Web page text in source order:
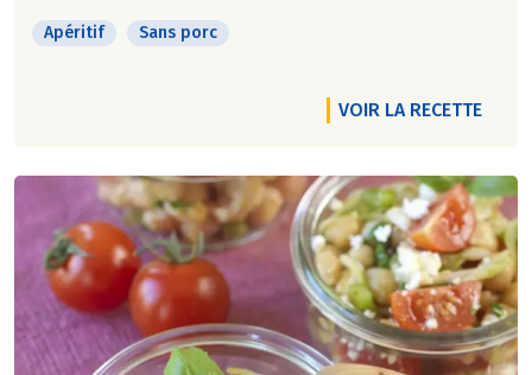
Apéritif Sans porc
VOIR LA RECETTE